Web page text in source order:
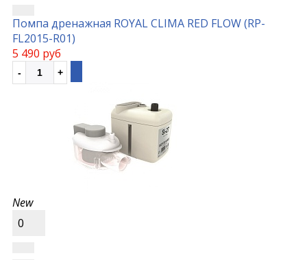
Помпа дренажная ROYAL CLIMA RED FLOW (RP-
FL2015-R01)
5 490 руб
New
0